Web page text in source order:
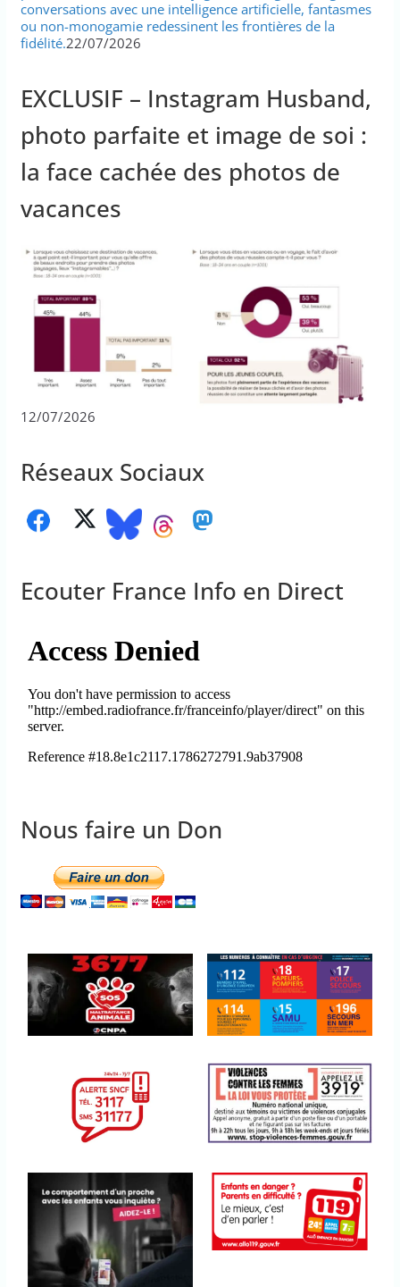
conversations avec une intelligence artificielle, fantasmes
ou non-monogamie redessinent les frontières de la
fidélité.22/07/2026
EXCLUSIF – Instagram Husband,
photo parfaite et image de soi :
la face cachée des photos de
vacances
12/07/2026
Réseaux Sociaux
Ecouter France Info en Direct
Nous faire un Don